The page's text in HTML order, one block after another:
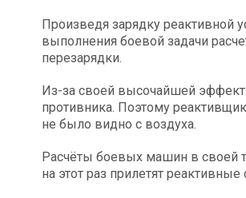
Произведя зарядку реактивной
выполнения боевой задачи
перезарядки.
Из-за своей высочайшей
противника. Поэтому
не было видно с воздуха.
Расчёты боевых машин в своей
на этот раз прилетят реактивные